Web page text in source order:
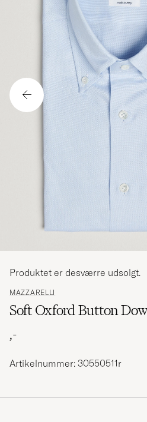
MAZZARELLI
Soft Oxford Button
,-
Produktet er desværre udsolgt.
Artikelnummer: 30550511r